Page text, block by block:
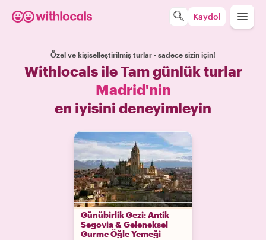
Kaydol
Özel ve kişiselleştirilmiş turlar - sadece sizin için!
Withlocals ile Tam günlük turlar
Madrid'nin
en iyisini deneyimleyin
Günübirlik Gezi: Antik
Segovia & Geleneksel
Gurme Öğle Yemeği